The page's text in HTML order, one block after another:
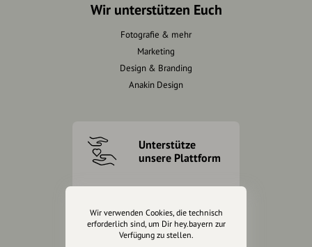
Wir unterstützen Euch
Fotografie & mehr
Marketing
Design & Branding
Anakin Design
Unterstütze
unsere Plattform
uns für unsere Region und
für alle, die uns besuchen
wollen.
Wir verwenden Cookies, die technisch
erforderlich sind, um Dir hey.bayern zur
Verfügung zu stellen.